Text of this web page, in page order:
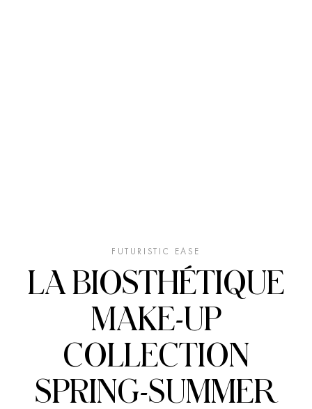
FUTURISTIC EASE
LA BIOSTHÉTIQUE
MAKE-UP
COLLECTION
SPRING-SUMMER